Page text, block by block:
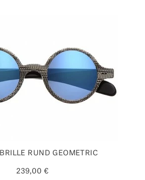
RUND GEOMETRIC
239,00 €